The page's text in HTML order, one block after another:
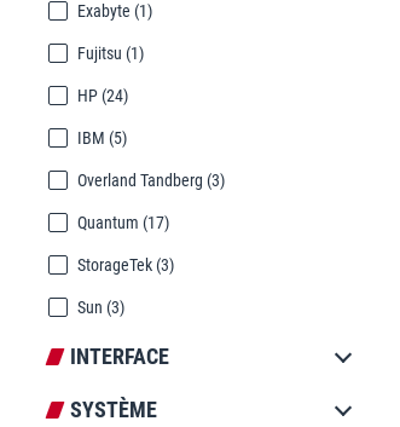
Exabyte (1)
Fujitsu (1)
HP (24)
IBM (5)
Overland Tandberg (3)
Quantum (17)
StorageTek (3)
Sun (3)
INTERFACE
SYSTÈME